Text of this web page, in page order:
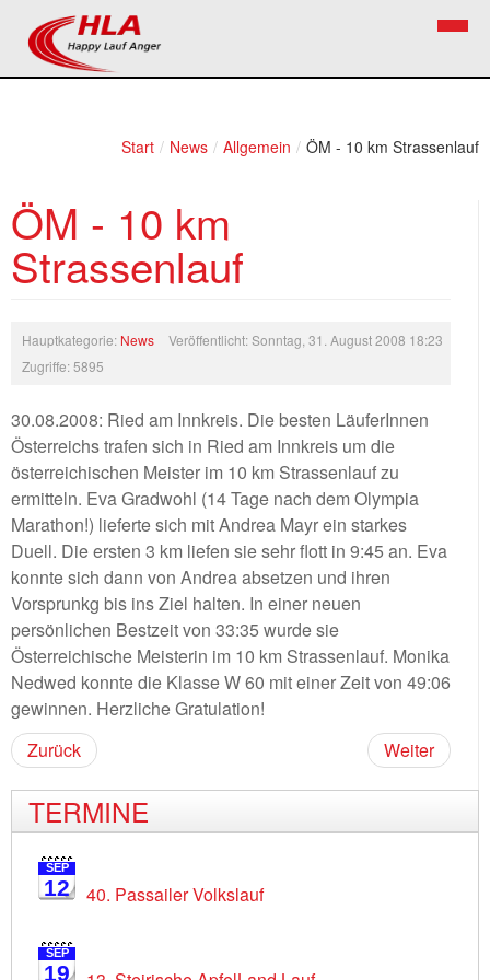
Start / News / Allgemein / ÖM - 10 km Strassenlauf
ÖM - 10 km
Strassenlauf
Hauptkategorie: News
Veröffentlicht: Sonntag, 31. August 2008 18:23
Zugriffe: 5895
30.08.2008: Ried am Innkreis. Die besten LäuferInnen
Österreichs trafen sich in Ried am Innkreis um die
österreichischen Meister im 10 km Strassenlauf zu
ermitteln. Eva Gradwohl (14 Tage nach dem Olympia
Marathon!) lieferte sich mit Andrea Mayr ein starkes
Duell. Die ersten 3 km liefen sie sehr flott in 9:45 an. Eva
konnte sich dann von Andrea absetzen und ihren
Vorsprunkg bis ins Ziel halten. In einer neuen
persönlichen Bestzeit von 33:35 wurde sie
Österreichische Meisterin im 10 km Strassenlauf. Monika
Nedwed konnte die Klasse W 60 mit einer Zeit von 49:06
gewinnen. Herzliche Gratulation!
Zurück
Weiter
TERMINE
SEP
12 40. Passailer Volkslauf
SEP
19
Kontakt
Mitglied werden
Bezirkslaufcup
Volkslauf
Bilder
Termine